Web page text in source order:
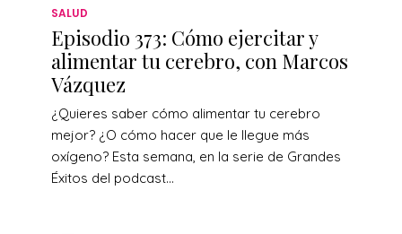
SALUD
Episodio 373: Cómo ejercitar y
alimentar tu cerebro, con Marcos
Vázquez
¿Quieres saber cómo alimentar tu cerebro
mejor? ¿O cómo hacer que le llegue más
oxígeno? Esta semana, en la serie de Grandes
Éxitos del podcast...